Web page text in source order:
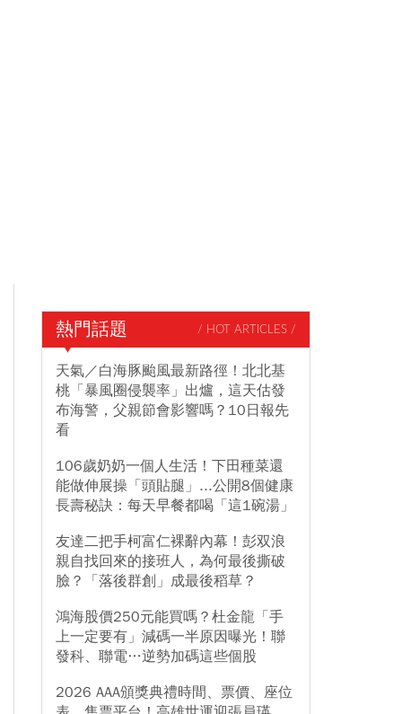
熱門話題 / HOT ARTICLES /
天氣／白海豚颱風最新路徑！北北基
桃「暴風圈侵襲率」出爐，這天估發
布海警，父親節會影響嗎？10日報先
看
106歲奶奶一個人生活！下田種菜還
能做伸展操「頭貼腿」...公開8個健康
長壽秘訣：每天早餐都喝「這1碗湯」
友達二把手柯富仁裸辭內幕！彭双浪
親自找回來的接班人，為何最後撕破
臉？「落後群創」成最後稻草？
鴻海股價250元能買嗎？杜金龍「手
上一定要有」減碼一半原因曝光！聯
發科、聯電…逆勢加碼這些個股
2026 AAA頒獎典禮時間、票價、座位